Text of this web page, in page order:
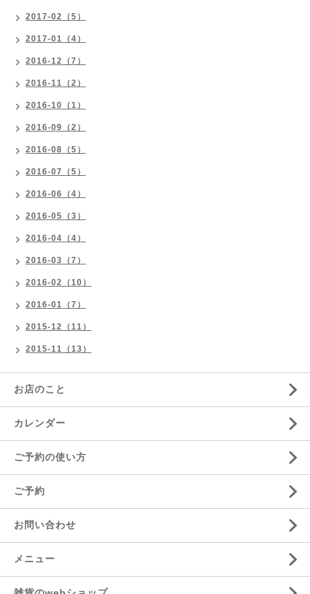
2017-02（5）
2017-01（4）
2016-12（7）
2016-11（2）
2016-10（1）
2016-09（2）
2016-08（5）
2016-07（5）
2016-06（4）
2016-05（3）
2016-04（4）
2016-03（7）
2016-02（10）
2016-01（7）
2015-12（11）
2015-11（13）
お店のこと
カレンダー
ご予約の使い方
ご予約
お問い合わせ
メニュー